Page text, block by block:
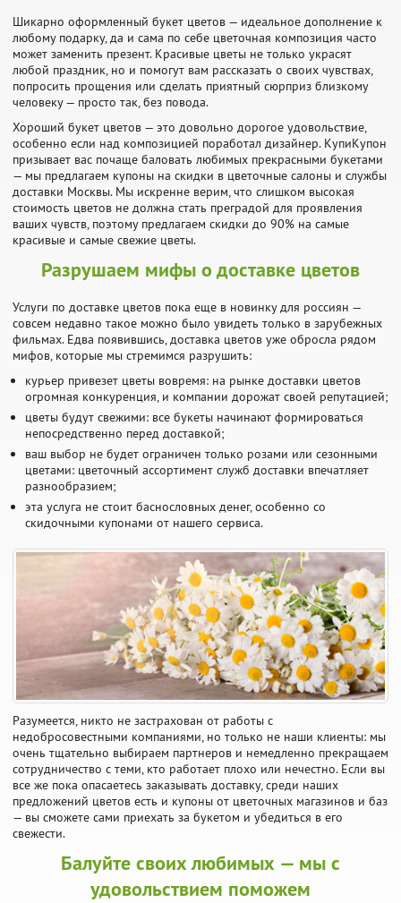
Шикарно оформленный букет цветов — идеальное дополнение к
любому подарку, да и сама по себе цветочная композиция часто
может заменить презент. Красивые цветы не только украсят
любой праздник, но и помогут вам рассказать о своих чувствах,
попросить прощения или сделать приятный сюрприз близкому
человеку — просто так, без повода.
Хороший букет цветов — это довольно дорогое удовольствие,
особенно если над композицией поработал дизайнер. КупиКупон
призывает вас почаще баловать любимых прекрасными букетами
— мы предлагаем купоны на скидки в цветочные салоны и службы
доставки Москвы. Мы искренне верим, что слишком высокая
стоимость цветов не должна стать преградой для проявления
ваших чувств, поэтому предлагаем скидки до 90% на самые
красивые и самые свежие цветы.
Разрушаем мифы о доставке цветов
Услуги по доставке цветов пока еще в новинку для россиян —
совсем недавно такое можно было увидеть только в зарубежных
фильмах. Едва появившись, доставка цветов уже обросла рядом
мифов, которые мы стремимся разрушить:
курьер привезет цветы вовремя: на рынке доставки цветов
огромная конкуренция, и компании дорожат своей репутацией;
цветы будут свежими: все букеты начинают формироваться
непосредственно перед доставкой;
ваш выбор не будет ограничен только розами или сезонными
цветами: цветочный ассортимент служб доставки впечатляет
разнообразием;
эта услуга не стоит баснословных денег, особенно со
скидочными купонами от нашего сервиса.
Разумеется, никто не застрахован от работы с
недобросовестными компаниями, но только не наши клиенты: мы
очень тщательно выбираем партнеров и немедленно прекращаем
сотрудничество с теми, кто работает плохо или нечестно. Если вы
все же пока опасаетесь заказывать доставку, среди наших
предложений цветов есть и купоны от цветочных магазинов и баз
— вы сможете сами приехать за букетом и убедиться в его
свежести.
Балуйте своих любимых — мы с
удовольствием поможем